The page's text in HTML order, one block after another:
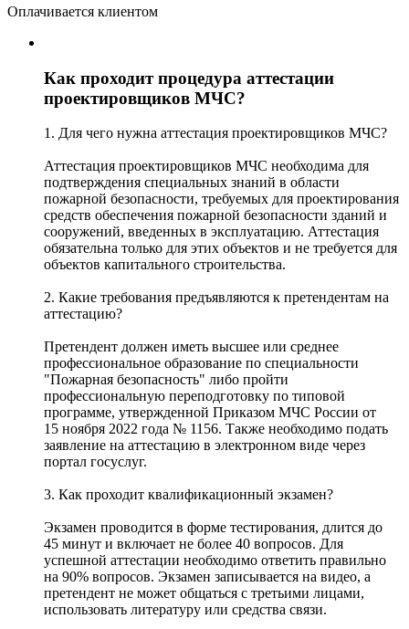
Оплачивается клиентом
Как проходит процедура аттестации
проектировщиков МЧС?
1. Для чего нужна аттестация проектировщиков МЧС?
Аттестация проектировщиков МЧС необходима для
подтверждения специальных знаний в области
пожарной безопасности, требуемых для проектирования
средств обеспечения пожарной безопасности зданий и
сооружений, введенных в эксплуатацию. Аттестация
обязательна только для этих объектов и не требуется для
объектов капитального строительства.
2. Какие требования предъявляются к претендентам на
аттестацию?
Претендент должен иметь высшее или среднее
профессиональное образование по специальности
"Пожарная безопасность" либо пройти
профессиональную переподготовку по типовой
программе, утвержденной Приказом МЧС России от
15 ноября 2022 года № 1156. Также необходимо подать
заявление на аттестацию в электронном виде через
портал госуслуг.
3. Как проходит квалификационный экзамен?
Экзамен проводится в форме тестирования, длится до
45 минут и включает не более 40 вопросов. Для
успешной аттестации необходимо ответить правильно
на 90% вопросов. Экзамен записывается на видео, а
претендент не может общаться с третьими лицами,
использовать литературу или средства связи.